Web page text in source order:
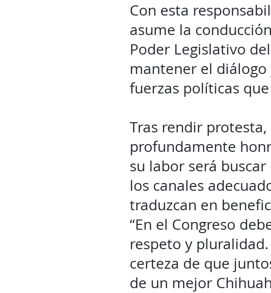
Con esta
asume la
Poder Legislativo
mantener el
fuerzas políticas
Tras rendir
profundamente
su labor será
los canales
traduzcan en
“En el Congreso
respeto y
certeza de que
de un mejor